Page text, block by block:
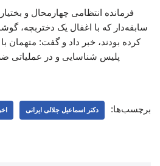
سابقه‌دار که با اغفال یک دختربچه،
کرده بودند، خبر داد و گفت: متهمان
پلیس شناسایی و در عملیاتی
برچسب‌ها: دکتر اسماعیل جلالی ایرانی